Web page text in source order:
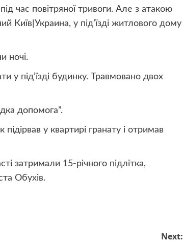
час повітряної тривоги. Але з атакою
Київ|Украина, у під’їзді житлового дому
ночі.
у під’їзді будинку. Травмовано двох
допомога”.
у квартирі гранату і отримав
затримали 15-річного підлітка,
Обухів.
Next: